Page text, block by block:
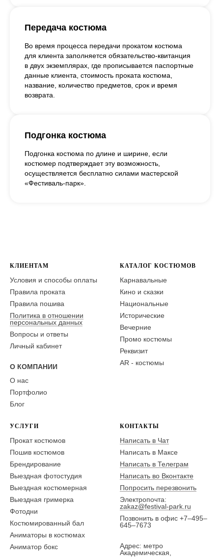
Передача костюма
Во время процесса передачи прокатом костюма
для клиента заполняется обязательство-квитанция
в двух экземплярах, где прописывается паспортные
данные клиента, стоимость проката костюма,
название, количество предметов, срок и время
возврата.
Подгонка костюма
Подгонка костюма по длине и ширине, если
костюмер подтверждает эту возможность,
осуществляется бесплатно силами мастерской
«Фестиваль-парк».
КЛИЕНТАМ
Условия и способы оплаты
Правила проката
Правила пошива
Политика в отношении
персональных данных
Вопросы и ответы
Личный кабинет
О КОМПАНИИ
О нас
Портфолио
Блог
КАТАЛОГ КОСТЮМОВ
Карнавальные
Кино и сказки
Национальные
Исторические
Вечерние
Промо костюмы
Реквизит
AR - костюмы
УСЛУГИ
Прокат костюмов
Пошив костюмов
Брендирование
Выездная фотостудия
Выездная костюмерная
Выездная гримерка
Фотодни
Костюмированный бал
Аниматоры в костюмах
Аниматор бокс
КОНТАКТЫ
Написать в Чат
Написать в Максе
Написать в Телеграм
Написать во Вконтакте
Попросить перезвонить
Электропочта:
zakaz@festival-park.ru
Позвонить в офис +7–495–
645–7673
Адрес: метро
Академическая,